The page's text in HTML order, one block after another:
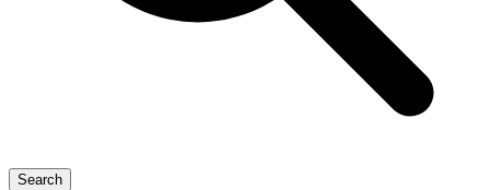
Search